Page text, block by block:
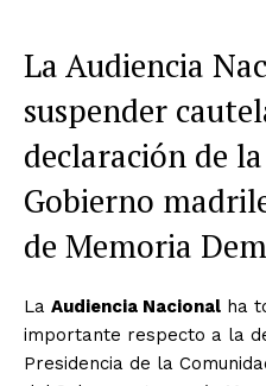
La Audiencia
suspender
declaración de
Gobierno
de Memoria
La Audiencia Nacional ha
importante respecto a la
Presidencia de la